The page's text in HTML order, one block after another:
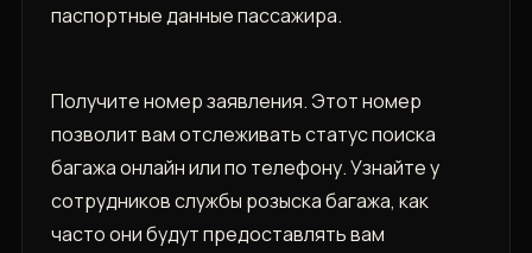
паспортные данные пассажира.
Получите номер заявления. Этот номер
позволит вам отслеживать статус поиска
багажа онлайн или по телефону. Узнайте у
сотрудников службы розыска багажа, как
часто они будут предоставлять вам